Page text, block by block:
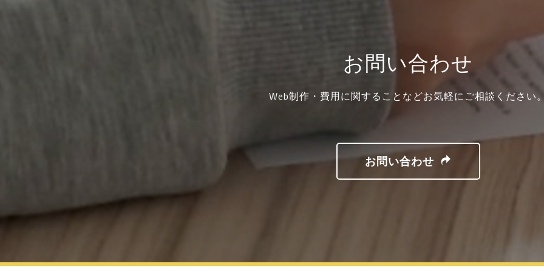
お問い合わせ
Web制作・費用に関することなどお気軽にご相談ください
お問い合わせ